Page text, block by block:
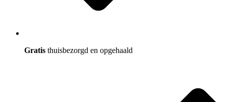
Gratis thuisbezorgd en opgehaald